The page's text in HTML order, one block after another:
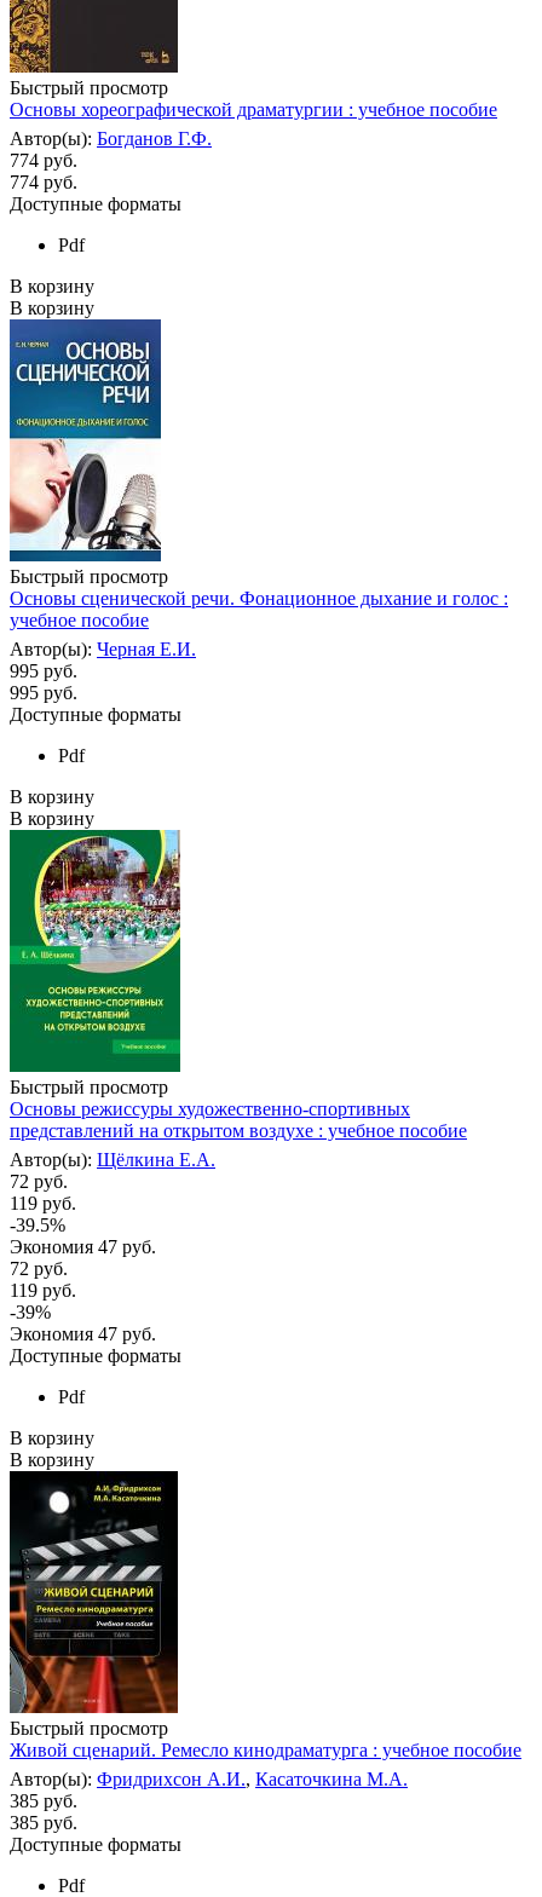
Быстрый просмотр
Основы хореографической драматургии : учебное пособие
Автор(ы): Богданов Г.Ф.
774 руб.
774 руб.
Доступные форматы
Pdf
В корзину
В корзину
Быстрый просмотр
Основы сценической речи. Фонационное дыхание и голос :
учебное пособие
Автор(ы): Черная Е.И.
995 руб.
995 руб.
Доступные форматы
Pdf
В корзину
В корзину
Быстрый просмотр
Основы режиссуры художественно-спортивных
представлений на открытом воздухе : учебное пособие
Автор(ы): Щёлкина Е.А.
72 руб.
119 руб.
-39.5%
Экономия 47 руб.
72 руб.
119 руб.
-39%
Экономия 47 руб.
Доступные форматы
Pdf
В корзину
В корзину
Быстрый просмотр
Живой сценарий. Ремесло кинодраматурга : учебное пособие
Автор(ы): Фридрихсон А.И., Касаточкина М.А.
385 руб.
385 руб.
Доступные форматы
Pdf